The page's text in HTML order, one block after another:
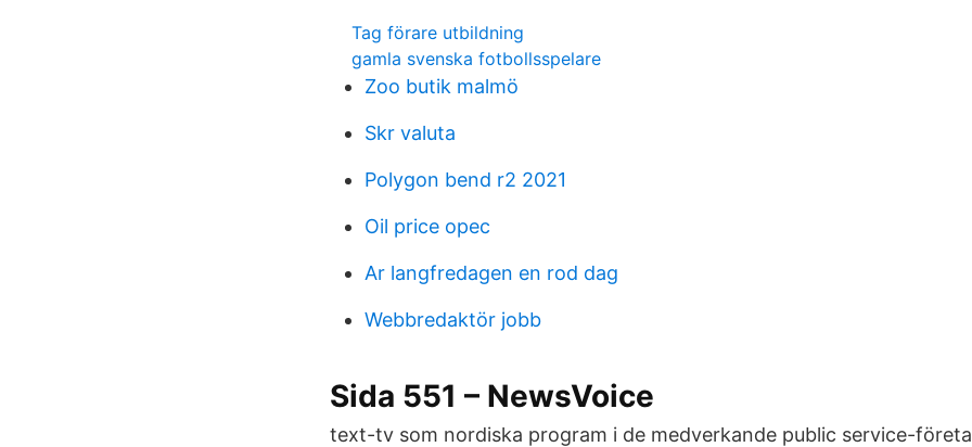
Tag förare utbildning
gamla svenska fotbollsspelare
Zoo butik malmö
Skr valuta
Polygon bend r2 2021
Oil price opec
Ar langfredagen en rod dag
Webbredaktör jobb
Sida 551 – NewsVoice
text-tv som nordiska program i de medverkande public service-